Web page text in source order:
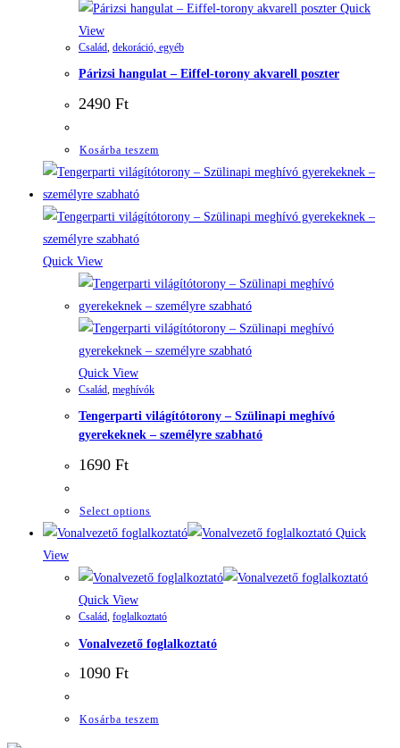
Quick
View
Család dekoráció, egyéb
Párizsi hangulat – Eiffel-torony akvarell poszter
2490 Ft
Kosárba teszem
Quick View
Quick View
Család meghívók
Tengerparti világítótorony – Szülinapi meghívó
gyerekeknek – személyre szabható
1690 Ft
Select options
Quick
View
Quick View
Család, foglalkoztató
Vonalvezető foglalkoztató
1090 Ft
Kosárba teszem